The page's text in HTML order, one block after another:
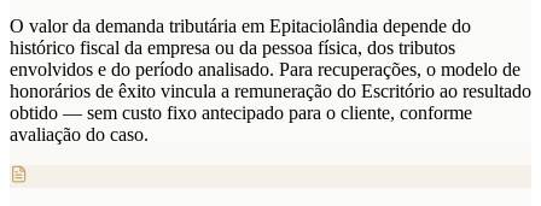
O valor da demanda tributária em Epitaciolândia depende do
histórico fiscal da empresa ou da pessoa física, dos tributos
envolvidos e do período analisado. Para recuperações, o modelo de
honorários de êxito vincula a remuneração do Escritório ao resultado
obtido — sem custo fixo antecipado para o cliente, conforme
avaliação do caso.